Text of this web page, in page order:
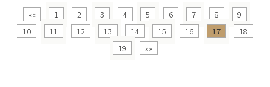
«« 1 2 3 4 5 6 7 8
9
10
11 12 13 14 15 16 17
18
19
»»